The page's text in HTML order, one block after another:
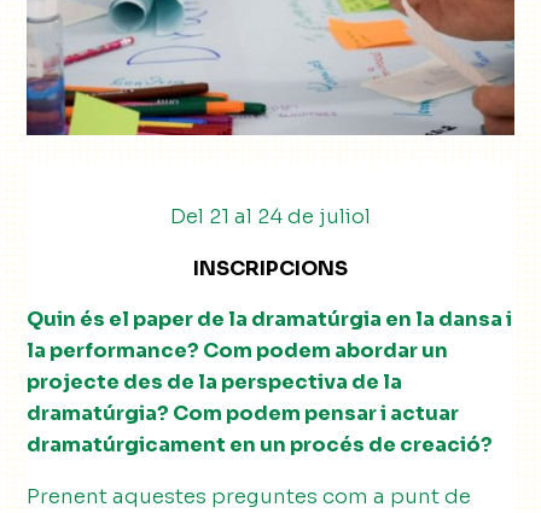
Del 21 al 24 de juliol
INSCRIPCIONS
Quin és el paper de la dramatúrgia en la dansa i
la performance? Com podem abordar un
projecte des de la perspectiva de la
dramatúrgia? Com podem pensar i actuar
dramatúrgicament en un procés de creació?
Prenent aquestes preguntes com a punt de